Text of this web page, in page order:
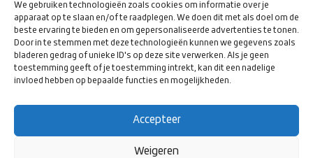
We gebruiken technologieën zoals cookies om informatie over je
apparaat op te slaan en/of te raadplegen. We doen dit met als doel om de
beste ervaring te bieden en om gepersonaliseerde advertenties te tonen.
Door in te stemmen met deze technologieën kunnen we gegevens zoals
bladeren gedrag of unieke ID's op deze site verwerken. Als je geen
toestemming geeft of je toestemming intrekt, kan dit een nadelige
invloed hebben op bepaalde functies en mogelijkheden.
Accepteer
Weigeren
Om gebruik te maken van deze pendelbus dien je
een apart ticket te hebben. Deze tickets koop je
hierin de Ticketshop. De pendelbus vertrekt vanaf
Station Sloterdijk. De pick-up locatie is: Piarcoplein.
stadion vertrekt 30min voor opening en de laatste
bus terug naar het station vertrekt een uur na het
eindsignaal van de wedstrijd. Op deze locatie staan